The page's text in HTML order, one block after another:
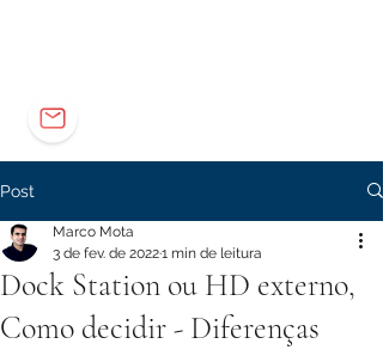
Post
Dock Station ou HD externo,
Como decidir - Diferenças
Marco Mota
3 de fev. de 20221 min de leitura